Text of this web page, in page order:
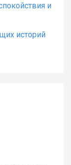
и
историй